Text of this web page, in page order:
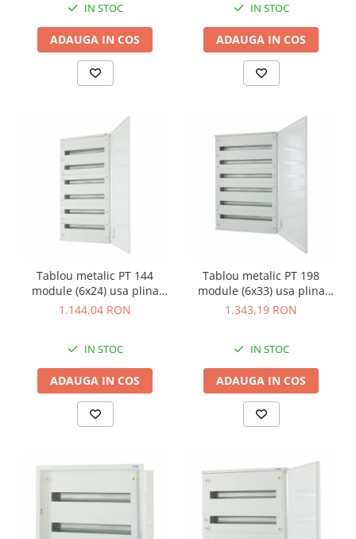
IN STOC
ADAUGA IN COS
IN STOC
ADAUGA IN COS
Tablou metalic PT 144
module (6x24) usa plina
IP30 Eaton alb BF-O-6/144-C
1.144,04 RON
IN STOC
ADAUGA IN COS
Tablou metalic PT 198
module (6x33) usa plina
IP30 Eaton alb BF-O-6/198-C
1.343,19 RON
IN STOC
ADAUGA IN COS